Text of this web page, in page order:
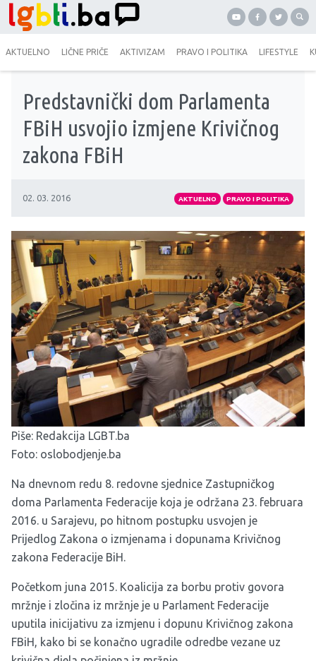
AKTUELNO LIČNE PRIČE AKTIVIZAM PRAVO I POLITIKA LIFESTYLE
Predstavnički dom Parlamenta
FBiH usvojio izmjene Krivičnog
zakona FBiH
02. 03. 2016 AKTUELNO PRAVO I POLITIKA
Piše: Redakcija LGBT.ba
Foto: oslobodjenje.ba
Na dnevnom redu 8. redovne sjednice Zastupničkog
doma Parlamenta Federacije koja je održana 23. februara
2016. u Sarajevu, po hitnom postupku usvojen je
Prijedlog Zakona o izmjenama i dopunama Krivičnog
zakona Federacije BiH.
Početkom juna 2015. Koalicija za borbu protiv govora
mržnje i zločina iz mržnje je u Parlament Federacije
uputila inicijativu za izmjenu i dopunu Krivičnog zakona
FBiH, kako bi se konačno ugradile odredbe vezane uz